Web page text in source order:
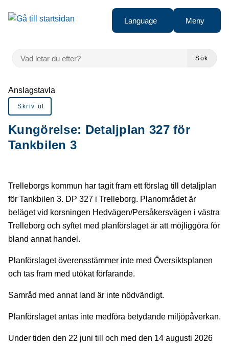
Gå till innehåll
Language Meny
VAD LETAR DU EFTER?
Sök
Du är här:
Anslagstavla
Skriv ut
Kungörelse: Detaljplan 327 för
Tankbilen 3
Trelleborgs kommun har tagit fram ett förslag till detaljplan
för Tankbilen 3. DP 327 i Trelleborg. Planområdet är
beläget vid korsningen Hedvägen/Persåkersvägen i västra
Trelleborg och syftet med planförslaget är att möjliggöra för
bland annat handel.
Planförslaget överensstämmer inte med Översiktsplanen
och tas fram med utökat förfarande.
Samråd med annat land är inte nödvändigt.
Planförslaget antas inte medföra betydande miljöpåverkan.
Under tiden den 22 juni till och med den 14 augusti 2026